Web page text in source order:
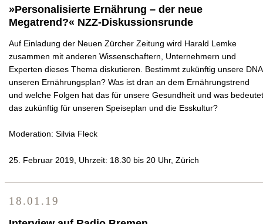
»Personalisierte Ernährung – der neue
Megatrend?« NZZ-Diskussionsrunde
Auf Einladung der Neuen Zürcher Zeitung wird Harald Lemke
zusammen mit anderen Wissenschaftern, Unternehmern und
Experten dieses Thema diskutieren. Bestimmt zukünftig unsere DNA
unseren Ernährungsplan? Was ist dran an dem Ernährungstrend
und welche Folgen hat das für unsere Gesundheit und was bedeutet
das zukünftig für unseren Speiseplan und die Esskultur?
Moderation: Silvia Fleck
25. Februar 2019, Uhrzeit: 18.30 bis 20 Uhr, Zürich
18.01.19